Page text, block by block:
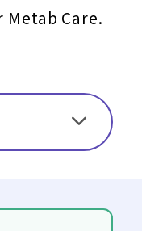
Metab Care.